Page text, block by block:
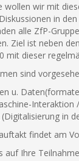
wollen wir mit
in
alle ZfP-
Ziel ist neben
mit dieser
sind
u.
Interaktion
in
findet am
auf Ihre